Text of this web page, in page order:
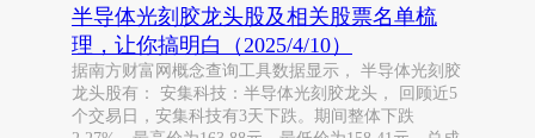
半导体光刻胶龙头股及相关股票名单梳
理，让你搞明白（2025/4/10）
据南方财富网概念查询工具数据显示， 半导体光刻胶
龙头股有： 安集科技：半导体光刻胶龙头， 回顾近5
个交易日，安集科技有3天下跌。期间整体下跌